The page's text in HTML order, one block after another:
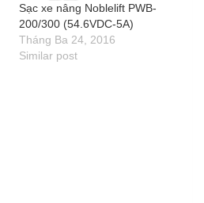
Sạc xe nâng Noblelift PWB-
200/300 (54.6VDC-5A)
Tháng Ba 24, 2016
Similar post